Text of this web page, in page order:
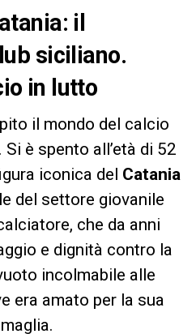
il
siciliano.
in lutto
il mondo del calcio
è spento all’età di 52
iconica del Catania
del settore giovanile
che da anni
e dignità contro la
incolmabile alle
era amato per la sua